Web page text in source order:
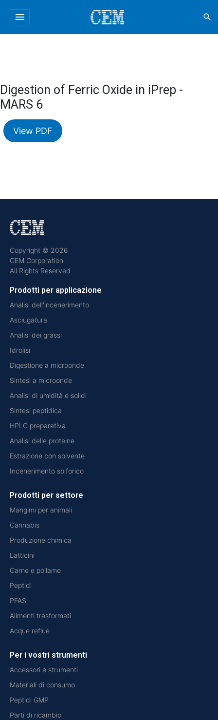
menu search
Digestion of Ferric Oxide in iPrep -
MARS 6
View PDF
Copyright © 2026
CEM Corporation
All Rights Reserved
Prodotti per applicazione
Analisi dell'incenerimento
Asciugatura
Analisi dei grassi
Idrolisi
Digestione a microonde
Sintesi a microonde
Analisi di umidità e solidi
Sintesi peptidica
HPLC preparativa
Analisi delle proteine
Estrazione con solvente
Incenerimento solforico
Prodotti per settore
Mangimi per animali
Cannabis
Produzione chimica
Latticini
Carne e pollame
Peptidi
PFAS
Alimenti trasformati
Acque reflue
Per i vostri strumenti
Accessori e strumenti
Materiali di consumo
Peptidi GMP
Parti di ricambio